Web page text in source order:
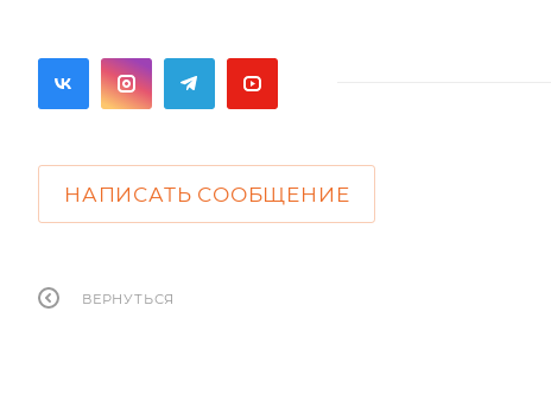
НАПИСАТЬ СООБЩЕНИЕ
ВЕРНУТЬСЯ